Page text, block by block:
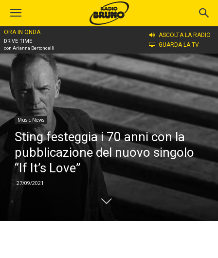
ORA IN ONDA
DRIVE TIME
con Arianna Bertoncelli
ASCOLTA LA RADIO
GUARDA LA TV
Home
Music News
Sting festeggia i 70 anni con la
pubblicazione del nuovo singolo
“If It’s Love”
27/09/2021